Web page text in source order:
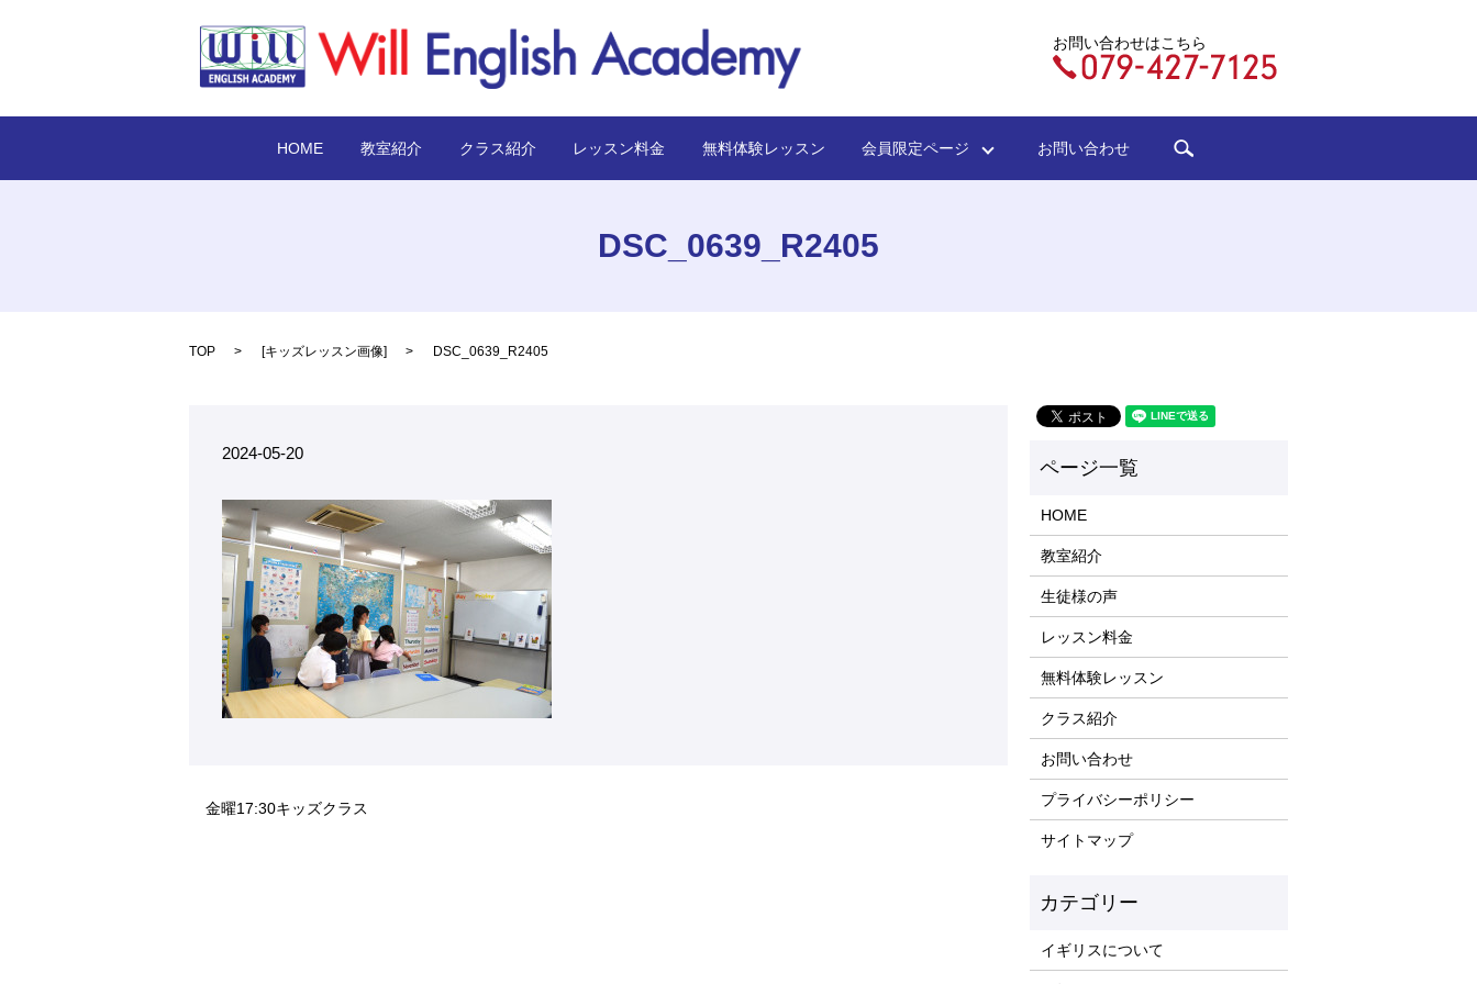
お問い合わせはこちら
HOME 教室紹介 クラス紹介 レッスン料金 無料体験レッスン 会員限定ページ お問い合わせ
DSC_0639_R2405
TOP [キッズレッスン画像] DSC_0639_R2405
2024-05-20
金曜17:30キッズクラス
HOME
教室紹介
生徒様の声
レッスン料金
無料体験レッスン
クラス紹介
お問い合わせ
プライバシーポリシー
サイトマップ
イギリスについて